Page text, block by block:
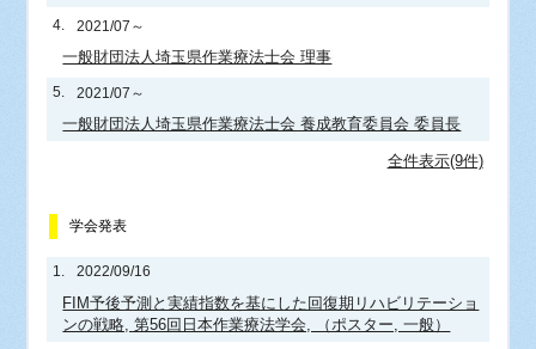
4. 2021/07～
一般財団法人埼玉県作業療法士会 理事
5. 2021/07～
一般財団法人埼玉県作業療法士会 養成教育委員会 委員長
全件表示(9件)
学会発表
1. 2022/09/16
FIM予後予測と実績指数を基にした回復期リハビリテーショ
ンの戦略, 第56回日本作業療法学会, （ポスター, 一般）